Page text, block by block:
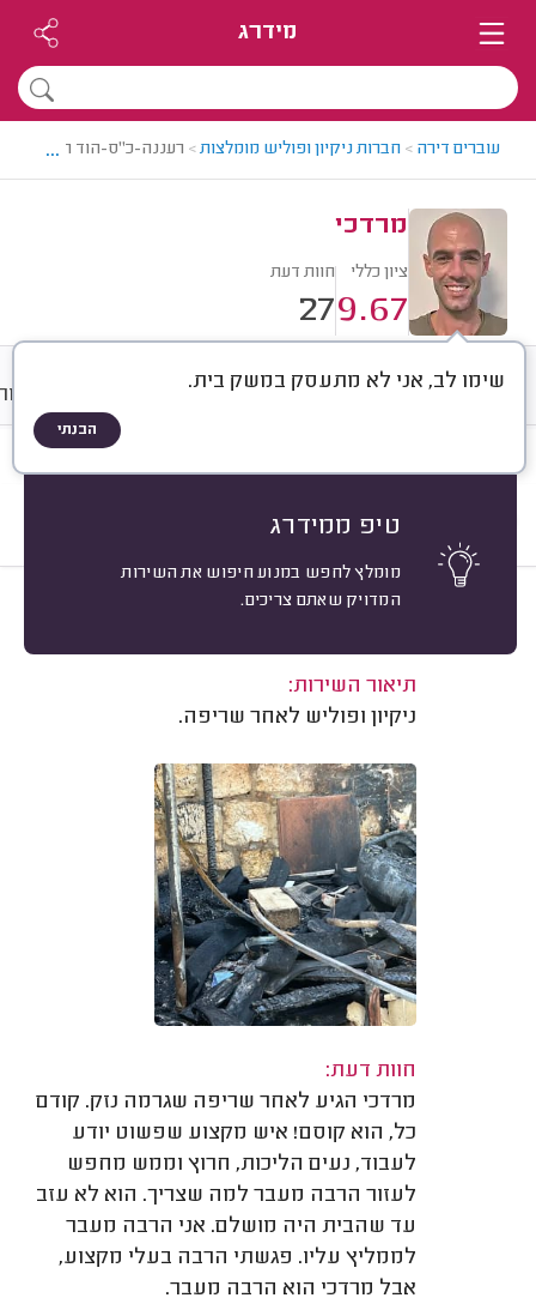
מידרג
עוברים דירה > חברות ניקיון ופוליש מומלצות> רעננה-כ"ס-הוד השרון >
...
מרדכי
ציון כללי
9.67
חוות דעת
27
שימו לב, אני לא מתעסק במשק בית.
הבנתי
טיפ ממידרג
מומלץ לחפש במנוע חיפוש את השירות
המדויק שאתם צריכים.
חוות דעת ממוצע
מה ניקו?
גיל שטיינברג, ראש העין.
תיאור השירות:
ניקיון ופוליש לאחר שריפה.
חוות דעת:
מרדכי הגיע לאחר שריפה שגרמה נזק. קודם
כל, הוא קוסם! איש מקצוע שפשוט יודע
לעבוד, נעים הליכות, חרוץ וממש מחפש
לעזור הרבה מעבר למה שצריך. הוא לא עזב
עד שהבית היה מושלם. אני הרבה מעבר
לממליץ עליו. פגשתי הרבה בעלי מקצוע,
אבל מרדכי הוא הרבה מעבר.